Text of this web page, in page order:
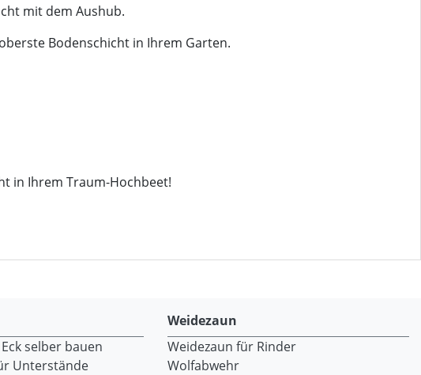
mit dem Aushub.
Bodenschicht in Ihrem Garten.
in Ihrem Traum-Hochbeet!
selber bauen
Unterstände
Weidezaun
Weidezaun für Rinder
Wolfabwehr